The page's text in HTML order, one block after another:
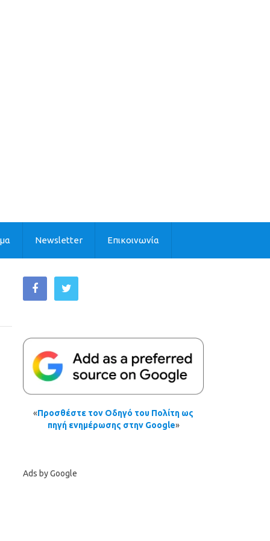
Newsletter Επικοινωνία
«Προσθέστε τον Οδηγό του Πολίτη ως
πηγή ενημέρωσης στην Google»
Ads by Google